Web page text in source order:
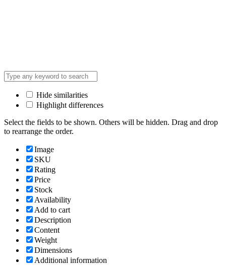
Hide similarities
Highlight differences
Select the fields to be shown. Others will be hidden. Drag and drop
to rearrange the order.
Image
SKU
Rating
Price
Stock
Availability
Add to cart
Description
Content
Weight
Dimensions
Additional information